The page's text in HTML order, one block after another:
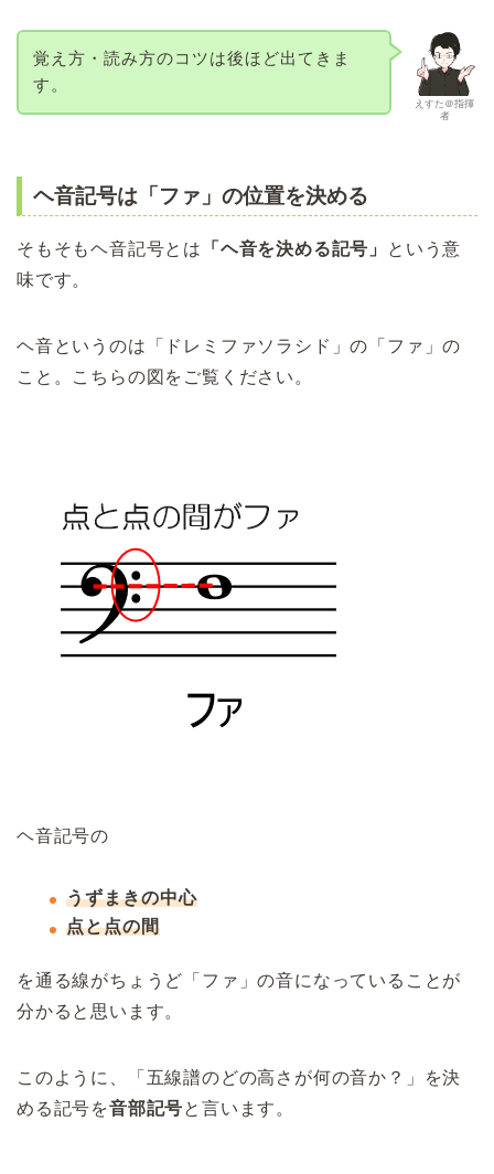
えすた＠指揮
者
覚え方・読み方のコツは後ほど出てきま
す。
ヘ音記号は「ファ」の位置を決める
そもそもヘ音記号とは 「ヘ音を決める記号」
という意
味です。
ヘ音というのは「ドレミファソラシド」の「ファ」の
こと。こちらの図をご覧ください。
ヘ音記号の
うずまきの中心
点と点の間
を通る線がちょうど「ファ」の音になっていることが
分かると思います。
このように、「五線譜のどの高さが何の音か？」を決
める記号を音部記号と言います。